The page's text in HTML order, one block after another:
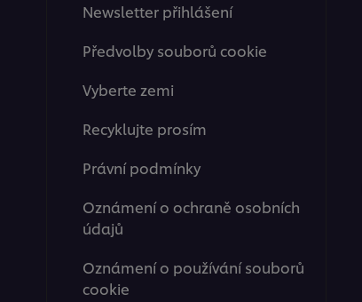
Newsletter přihlášení
Předvolby souborů cookie
Vyberte zemi
Recyklujte prosím
Právní podmínky
Oznámení o ochraně osobních
údajů
Oznámení o používání souborů
cookie